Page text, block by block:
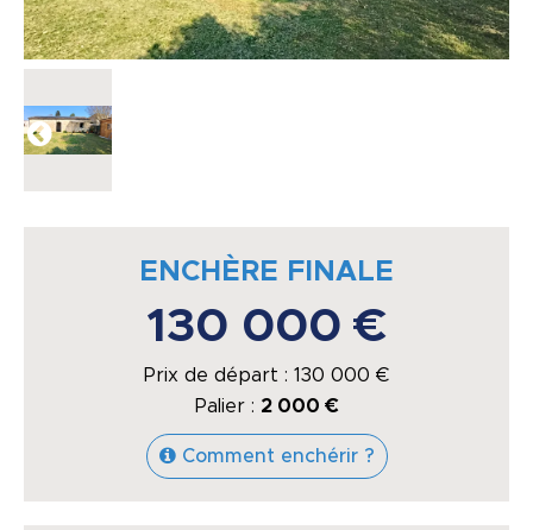
ENCHÈRE FINALE
130 000 €
Prix de départ : 130 000 €
Palier : 2 000 €
Comment enchérir ?